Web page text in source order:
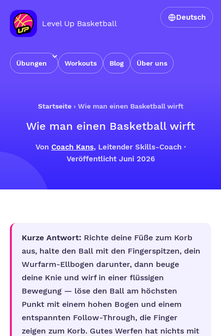
Level Up Basketball
Übungen Workouts Blog Über uns
Deutsch
Startseite› Wie man einen Basketball wirft
Wie man einen Basketball wirft
Von Coach Kans, Leitender Skills-Coach ·
Veröffentlicht Juni 2026
Kurze Antwort: Richte deine Füße zum Korb
aus, halte den Ball mit den Fingerspitzen, dein
Wurfarm-Ellbogen darunter, dann beuge
deine Knie und wirf in einer flüssigen
Bewegung — löse den Ball am höchsten
Punkt mit einem hohen Bogen und einem
entspannten Follow-Through, die Finger
zeigen zum Korb. Gutes Werfen hat nichts mit